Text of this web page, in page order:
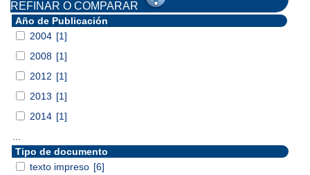
REFINAR O COMPARAR
Año de Publicación
2004 [1]
2008 [1]
2012 [1]
2013 [1]
2014 [1]
Tipo de documento
texto impreso [6]